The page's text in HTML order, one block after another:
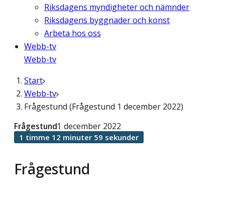
Riksdagens myndigheter och nämnder
Riksdagens byggnader och konst
Arbeta hos oss
Webb-tv
Webb-tv
Start
Webb-tv
Frågestund (Frågestund 1 december 2022)
Frågestund
Frågestund1 december 2022
1 timme 12 minuter 59 sekunder